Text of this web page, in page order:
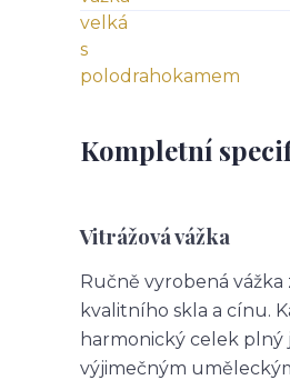
Kompletní
Vitrážová vážka
Ručně vyrobená
kvalitního skla a cínu.
harmonický celek plný
výjimečným